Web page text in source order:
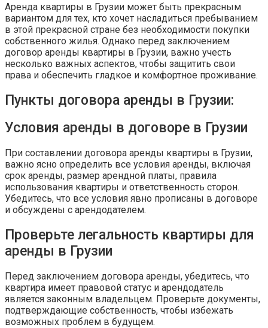
Аренда квартиры в Грузии может быть прекрасным
вариантом для тех, кто хочет насладиться пребыванием
в этой прекрасной стране без необходимости покупки
собственного жилья. Однако перед заключением
договор аренды квартиры в Грузии, важно учесть
несколько важных аспектов, чтобы защитить свои
права и обеспечить гладкое и комфортное проживание.
Пункты договора аренды в Грузии:
Условия аренды в договоре в Грузии
При составлении договора аренды квартиры в Грузии,
важно ясно определить все условия аренды, включая
срок аренды, размер арендной платы, правила
использования квартиры и ответственность сторон.
Убедитесь, что все условия явно прописаны в договоре
и обсуждены с арендодателем.
Проверьте легальность квартиры для
аренды в Грузии
Перед заключением договора аренды, убедитесь, что
квартира имеет правовой статус и арендодатель
является законным владельцем. Проверьте документы,
подтверждающие собственность, чтобы избежать
возможных проблем в будущем.